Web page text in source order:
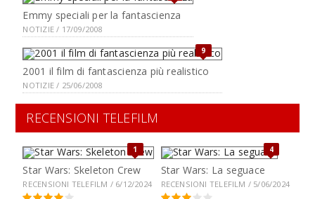
Emmy speciali per la fantascienza
NOTIZIE / 17/09/2008
9
2001 il film di fantascienza più realistico
NOTIZIE / 25/06/2008
RECENSIONI TELEFILM
1
Star Wars: Skeleton Crew
RECENSIONI TELEFILM / 6/12/2024
4
Star Wars: La seguace
RECENSIONI TELEFILM / 5/06/2024